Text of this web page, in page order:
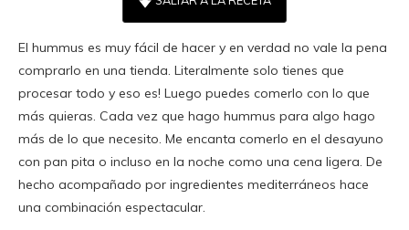
El hummus es muy fácil de hacer y en verdad no vale la pena
comprarlo en una tienda. Literalmente solo tienes que
procesar todo y eso es! Luego puedes comerlo con lo que
más quieras. Cada vez que hago hummus para algo hago
más de lo que necesito. Me encanta comerlo en el desayuno
con pan pita o incluso en la noche como una cena ligera. De
hecho acompañado por ingredientes mediterráneos hace
una combinación espectacular.